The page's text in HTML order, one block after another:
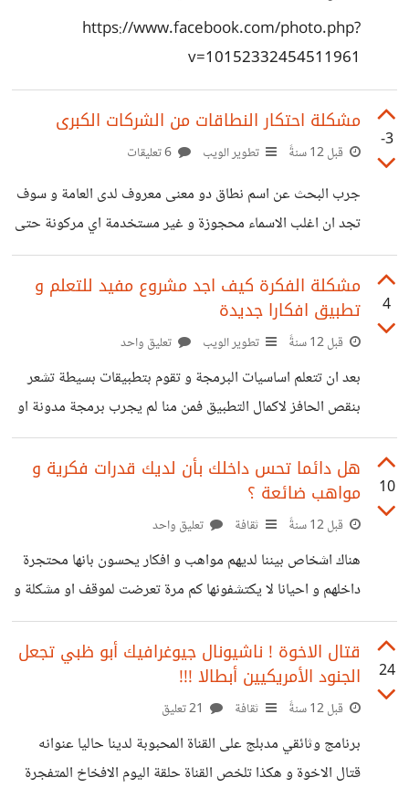
https://www.facebook.com/photo.php?
v=10152332454511961
-3
مشكلة احتكار النطاقات من الشركات الكبرى
قبل 12 سنةً تطوير الويب
جرب البحث عن اسم نطاق دو معنى معروف لدى العامة و سوف
تجد ان اغلب الاسماء محجوزة و غير مستخدمة اي مركونة حتى
يحتاجها شخص ما ليفرضو عليه سعرا مرتفعا بدل ال 10 دولار
اليس هذا هو الاحتكار بعينه ما رايك في هده المعضلة ؟
4
مشكلة الفكرة كيف اجد مشروع مفيد للتعلم و
تطبيق افكارا جديدة
قبل 12 سنةً تطوير الويب تعليق واحد
بعد ان تتعلم اساسيات البرمجة و تقوم بتطبيقات بسيطة تشعر
بنقص الحافز لاكمال التطبيق فمن منا لم يجرب برمجة مدونة او
منتدى و لو بسيط و اشياء اصبحت من الماضي الان كيف نجد
افكار جديدة عصرية لكي نستفيد من تطبيقها و نحصل في
الاخير على حصيلة علمية من التطبيق و ايظا برمجية يمكن
عرضها ظمن اعمالك مستقبلا موضوع يستحق النقاش
10
هل دائما تحس داخلك بأن لديك قدرات فكرية و
مواهب ضائعة ؟
قبل 12 سنةً ثقافة تعليق واحد
هناك اشخاص بيننا لديهم مواهب و افكار يحسون بانها محتجرة
داخلهم و احيانا لا يكتشفونها كم مرة تعرضت لموقف او مشكلة و
استطعت حلها بطريقة ذكية حتى انك تفاجأت من نفسك مثلا
كيف ستعرف انك موهوب في السباحة و انت لم تجرب تعلم
تقنيات السباحة و التسابق لتجربة سرعتك مثلا عندما تكتشف
مجالا جديدا و تتعلم اساسيات هدا المجال و تحاول استخراج
مكنونات عقلك الداخلي للتغلب على المشاكل الجديدة بطريقتك
الخاصة فسوف تتفاجأ بقدراتك التي لم تستخدمها من قبل .
24
قتال الاخوة ! ناشيونال جيوغرافيك أبو ظبي تجعل
الجنود الأمريكيين أبطالا !!!
قبل 12 سنةً ثقافة
برنامج وثائقي مدبلج على القناة المحبوبة لدينا حاليا عنوانه
قتال الاخوة و هكذا تلخص القناة حلقة اليوم الافخاخ المتفجرة